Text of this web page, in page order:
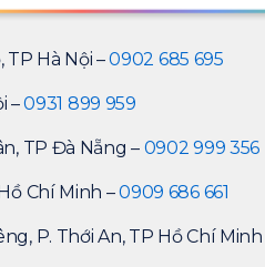
TP Hà Nội –0902 685 695
–0931 899 959
TP Đà Nẵng – 0902 999 356
Chí Minh –0909 686 661
P. Thới An, TP Hồ Chí Minh